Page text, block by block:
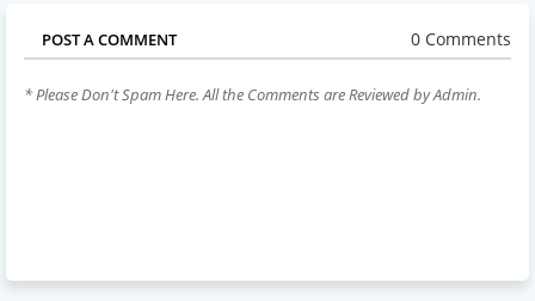
POST A COMMENT 0 Comments
* Please Don't Spam Here. All the Comments are Reviewed by Admin.